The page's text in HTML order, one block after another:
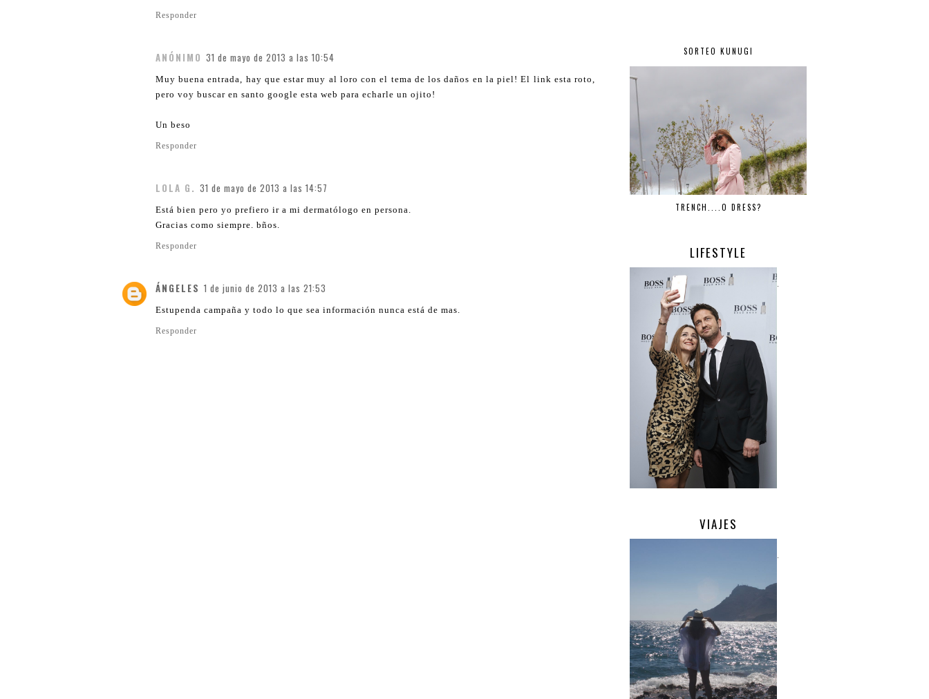
Responder
ANÓNIMO 31 de mayo de 2013 a las 10:54
Muy buena entrada, hay que estar muy al loro con el tema de los daños en la piel! El link esta roto,
pero voy buscar en santo google esta web para echarle un ojito!
Un beso
Responder
LOLA G. 31 de mayo de 2013 a las 14:57
Está bien pero yo prefiero ir a mi dermatólogo en persona.
Gracias como siempre. bños.
Responder
ÁNGELES 1 de junio de 2013 a las 21:53
Estupenda campaña y todo lo que sea información nunca está de mas.
Responder
SORTEO KUNUGI
TRENCH....O DRESS?
LIFESTYLE
.
VIAJES
.